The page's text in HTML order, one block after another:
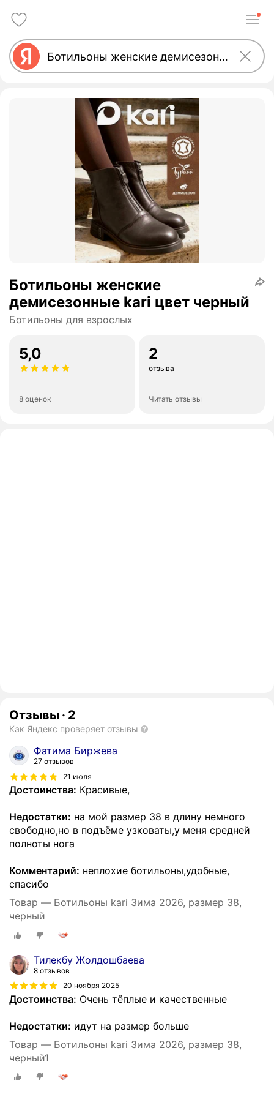
Ботильоны женские
демисезонные kari цвет черный
Ботильоны для взрослых
5,0
8 оценок
2
отзыва
Читать отзывы
Отзывы · 2
Как Яндекс проверяет отзывы
Фатима Биржева
27 отзывов
21 июля
Достоинства: Красивые,
Недостатки: на мой размер 38 в длину немного
свободно,но в подъёме узковаты,у меня средней
полноты нога
Комментарий: неплохие ботильоны,удобные,
спасибо
Товар — Ботильоны kari Зима 2026, размер 38,
черный
Тилекбу Жолдошбаева
8 отзывов
20 ноября 2025
Достоинства: Очень тёплые и качественные
Недостатки: идут на размер больше
Товар — Ботильоны kari Зима 2026, размер 38,
черный1